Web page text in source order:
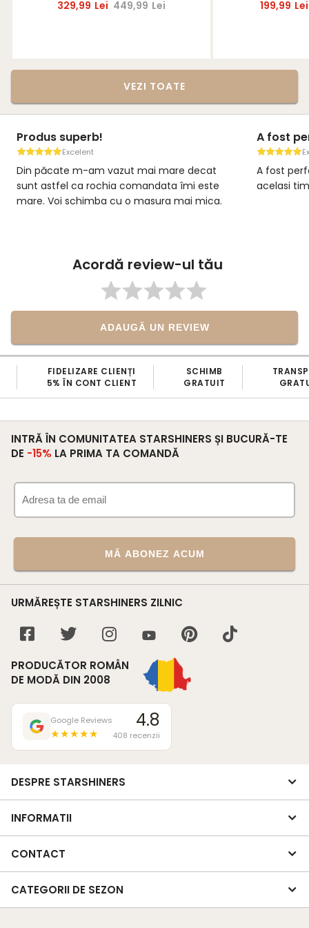
329,99 Lei 449,99 Lei 199,99 Lei
VEZI TOATE
Produs superb!
Excelent
Din păcate m-am vazut mai mare decat
sunt astfel ca rochia comandata îmi este
mare. Voi schimba cu o masura mai mica.
A fost
A fost
acelasi
Acordă review-ul tău
ADAUGĂ UN REVIEW
FIDELIZARE CLIENȚI
5% ÎN CONT CLIENT
SCHIMB
GRATUIT
INTRĂ ÎN COMUNITATEA STARSHINERS ȘI BUCURĂ-TE
DE -15% LA PRIMA TA COMANDĂ
MĂ ABONEZ ACUM
URMĂREȘTE STARSHINERS ZILNIC
PRODUCĂTOR ROMÂN
DE MODĂ DIN 2008
Google Reviews
★★★★★
4.8
408 recenzii
DESPRE STARSHINERS
INFORMATII
CONTACT
CATEGORII DE SEZON